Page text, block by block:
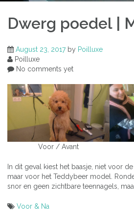
Dwerg poedel |
August 23, 2017by Poilluxe
Poilluxe
No comments yet
Voor / Avant
In dit geval kiest het baasje, niet voor
maar voor het Teddybeer model.
snor en geen zichtbare teennagels,
Voor & Na